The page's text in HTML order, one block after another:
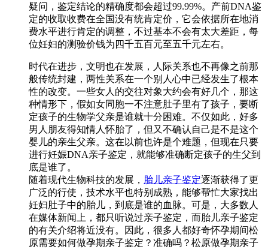
疑问，鉴定结论的精确度都会超过99.99%。产前DNA鉴
定的收取收费在全国没有统肯定价，它会依据所在地消
费水平进行肯定的调整，不过基本不会有太大差距，每
位妊妇的测验价钱为四千五百元至五千元左右。
时代在进步，文明也在发展，人际关系也不再像之前那
般传统封建，两性关系在一个别人心中已经发生了根本
性的改变。一些女人的交往对象大约会有好几个，那这
种情形下，假如女同胞一不注意肚子里有了孩子，要断
定孩子的生物学父亲是谁就十分困难。不仅如此，好多
男人朋友得知情人怀胎了，但又不确认自己是不是这个
婴儿的亲生父亲。这在以前也许是个难题，但现在只要
进行妊娠DNA亲子鉴定，就能够准确断定孩子的生父到
底是谁了。
随着现代生物科技的发展， 胎儿亲子鉴定逐渐获得了更
广泛的行使，技术水平也特别成熟，能够帮忙大家找出
妊妇肚子中的胎儿，到底是谁的血脉。可是，大多数人
在媒体新闻上，都只听说过亲子鉴定，而胎儿亲子鉴定
的有关介绍将近没有。因此，很多人都好奇怀孕期间松
原需要如何做孕期亲子鉴定？准确吗？松原做孕期亲子